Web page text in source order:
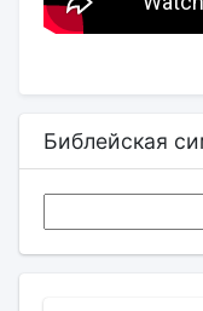
Библейская